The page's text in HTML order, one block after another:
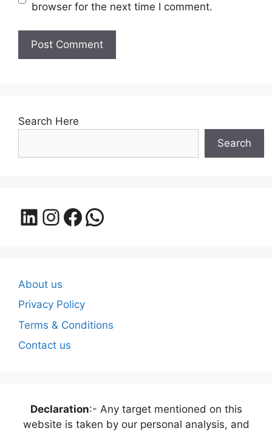
browser for the next time I comment.
Search Here
Search
LinkedIn
Instagram
Facebook
WhatsApp
About us
Privacy Policy
Terms & Conditions
Contact us
Declaration:- Any target mentioned on this
website is taken by our personal analysis, and